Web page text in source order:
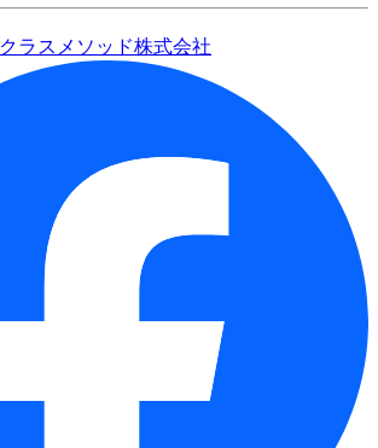
クラスメソッド株式会社